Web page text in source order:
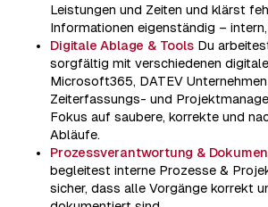
Leistungen und Zeiten und klärst
Informationen eigenständig –
Digitale Ablage & ToolsDu
sorgfältig mit verschiedenen
Microsoft365, DATEV Unternehmen
Zeiterfassungs- und
Fokus auf saubere, korrekte und
Abläufe.
Prozessverantwortung &
begleitest interne Prozesse &
sicher, dass alle Vorgänge korrekt